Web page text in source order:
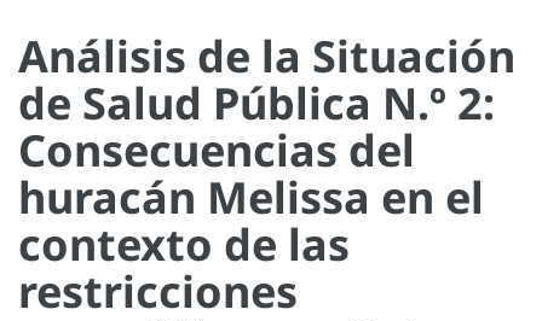
Análisis de la Situación
de Salud Pública N.º 2:
Consecuencias del
huracán Melissa en el
contexto de las
restricciones